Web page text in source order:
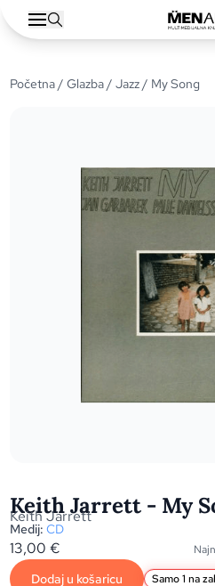
Početna/Glazba/Jazz/ My Song
Keith Jarrett - My
Keith Jarrett
Medij: CD
13,00€
Dodaj u košaricu Samo 1 na